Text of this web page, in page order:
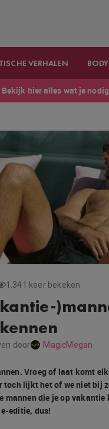
VERHALEN
Bekijk hier alles wat je
1.341 keer bekeken
door MagicMegan
Vroeg of laat komt
toch lijkt het of we niet bij
die je op vakantie
editie, dus!